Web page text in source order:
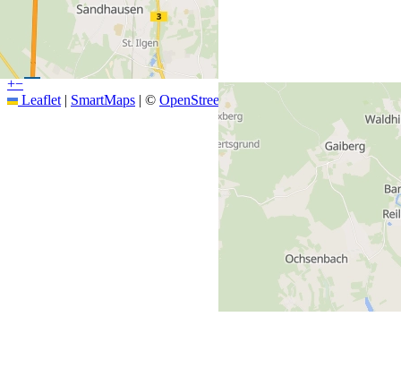
+−
Leaflet | SmartMaps | © OpenStreetMap